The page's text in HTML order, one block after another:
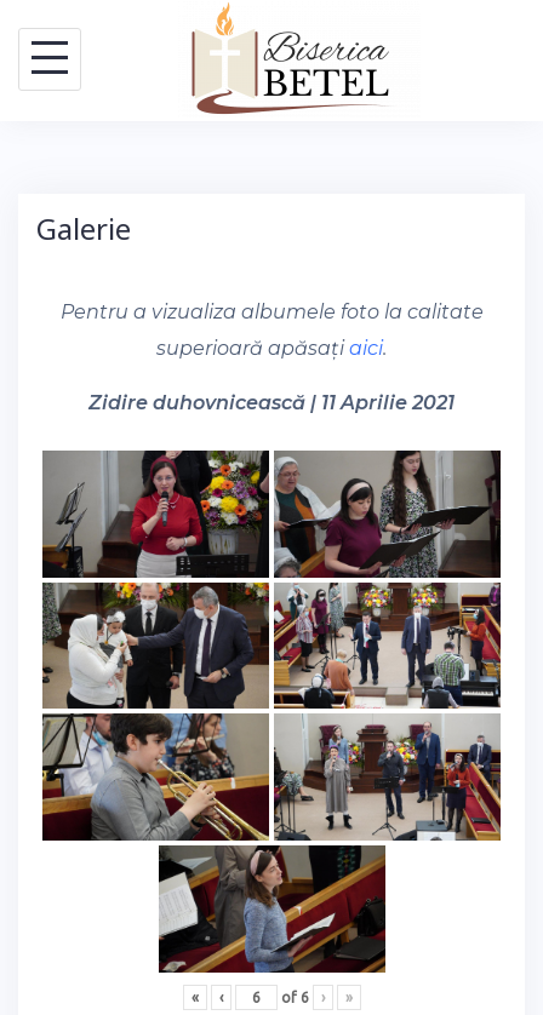
content
Galerie
Pentru a vizualiza albumele foto la calitate
superioară apăsațiaici.
Zidire duhovnicească | 11 Aprilie 2021
« ‹ of 6 › »